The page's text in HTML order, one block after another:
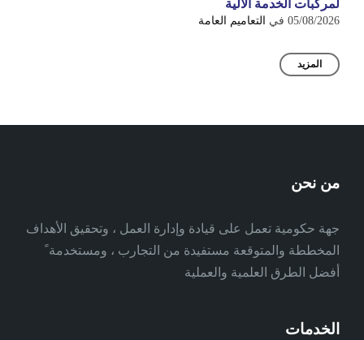
لمركبات الخدمة الآلية
05/08/2026 في التعاميم العامة
المزيد
من نحن
جهة حكومية تعمل على قيادة وإدارة العمل ، وتحقيق الأهداف
المخططة والمتوقعة مستفيدة من التجارب ، ومستخدمة ً
أفضل الطرق العلمية والعملية
الخدمات